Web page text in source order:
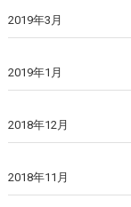
2019年3月
2019年1月
2018年12月
2018年11月